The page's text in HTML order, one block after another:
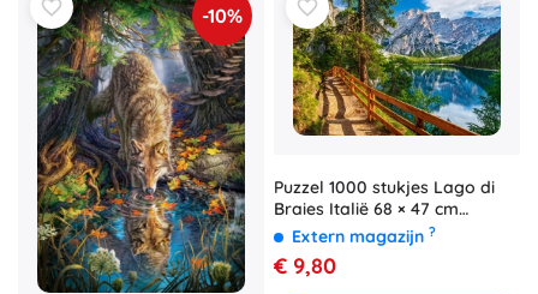
-10%
Puzzel 1000 stukjes Lago di
Braies Italië 68 × 47 cm
Castorland
Extern magazijn ?
€ 9,80